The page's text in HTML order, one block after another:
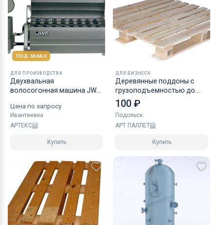
ПОД ЗАКАЗ
ДЛЯ ПРОИЗВОДСТВА
Двухвальная
волосогонная машина JWE-
Цена по запросу
Ивантеевка
АРТЕКС
Купить
ДЛЯ БИЗНЕСА
Деревянные поддоны с
грузоподъемностью до
1000 кг
100 ₽
Подольск
АРТ ПАЛЛЕТ
Купить